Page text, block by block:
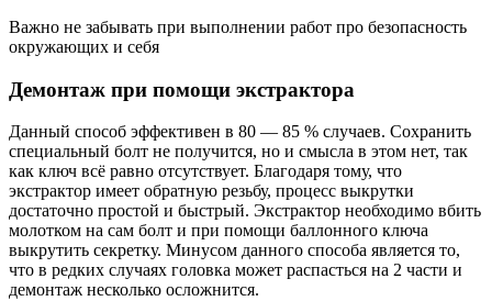
Важно не забывать при выполнении работ про безопасность
окружающих и себя
Демонтаж при помощи экстрактора
Данный способ эффективен в 80 — 85 % случаев. Сохранить
специальный болт не получится, но и смысла в этом нет, так
как ключ всё равно отсутствует. Благодаря тому, что
экстрактор имеет обратную резьбу, процесс выкрутки
достаточно простой и быстрый. Экстрактор необходимо вбить
молотком на сам болт и при помощи баллонного ключа
выкрутить секретку. Минусом данного способа является то,
что в редких случаях головка может распасться на 2 части и
демонтаж несколько осложнится.